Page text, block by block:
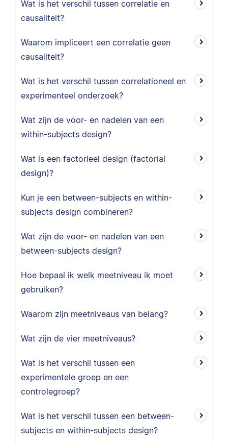
Wat is het verschil tussen correlatie en
causaliteit?
Waarom impliceert een correlatie geen
causaliteit?
Wat is het verschil tussen correlationeel en
experimenteel onderzoek?
Wat zijn de voor- en nadelen van een
within-subjects design?
Wat is een factorieel design (factorial
design)?
Kun je een between-subjects en within-
subjects design combineren?
Wat zijn de voor- en nadelen van een
between-subjects design?
Hoe bepaal ik welk meetniveau ik moet
gebruiken?
Waarom zijn meetniveaus van belang?
Wat zijn de vier meetniveaus?
Wat is het verschil tussen een
experimentele groep en een
controlegroep?
Wat is het verschil tussen een between-
subjects en within-subjects design?